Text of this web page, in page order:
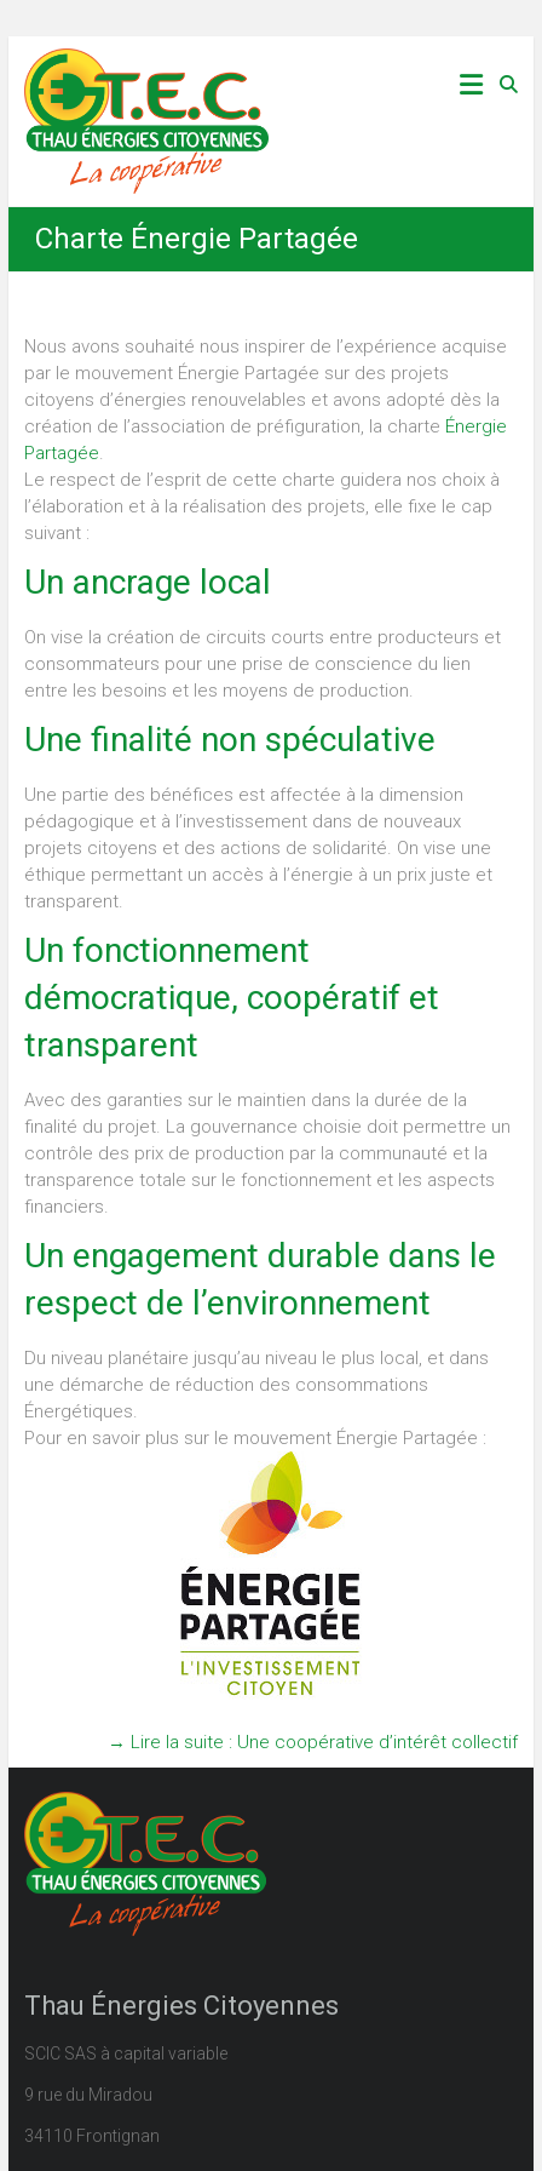
content
Thau
Énergies
Citoyennes
Charte Énergie Partagée
Nous avons souhaité nous inspirer de l’expérience acquise
par le mouvement Énergie Partagée sur des projets
citoyens d’énergies renouvelables et avons adopté dès la
création de l’association de préfiguration, la charte Énergie
Partagée.
Le respect de l’esprit de cette charte guidera nos choix à
l’élaboration et à la réalisation des projets, elle fixe le cap
suivant :
Un ancrage local
On vise la création de circuits courts entre producteurs et
consommateurs pour une prise de conscience du lien
entre les besoins et les moyens de production.
Une finalité non spéculative
Une partie des bénéfices est affectée à la dimension
pédagogique et à l’investissement dans de nouveaux
projets citoyens et des actions de solidarité. On vise une
éthique permettant un accès à l’énergie à un prix juste et
transparent.
Un fonctionnement
démocratique, coopératif et
transparent
Avec des garanties sur le maintien dans la durée de la
finalité du projet. La gouvernance choisie doit permettre un
contrôle des prix de production par la communauté et la
transparence totale sur le fonctionnement et les aspects
financiers.
Un engagement durable dans le
respect de l’environnement
Du niveau planétaire jusqu’au niveau le plus local, et dans
une démarche de réduction des consommations
Énergétiques.
Pour en savoir plus sur le mouvement Énergie Partagée :
→ Lire la suite : Une coopérative d’intérêt collectif
Thau Énergies Citoyennes
SCIC SAS à capital variable
9 rue du Miradou
34110 Frontignan